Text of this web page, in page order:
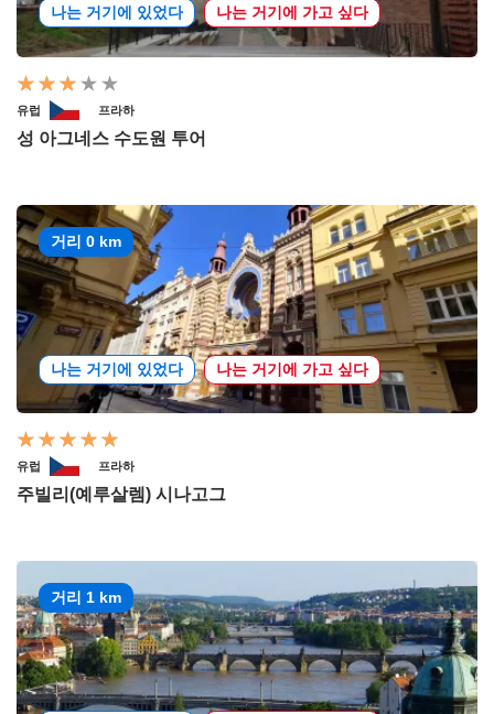
나는 거기에 있었다 나는 거기에 가고 싶다
유럽 프라하
성 아그네스 수도원 투어
거리 0 km
나는 거기에 있었다 나는 거기에 가고 싶다
유럽 프라하
주빌리(예루살렘) 시나고그
거리 1 km